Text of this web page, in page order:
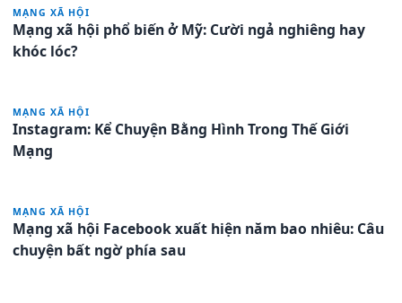
MẠNG XÃ HỘI
Mạng xã hội phổ biến ở Mỹ: Cười ngả nghiêng hay
khóc lóc?
MẠNG XÃ HỘI
Instagram: Kể Chuyện Bằng Hình Trong Thế Giới
Mạng
MẠNG XÃ HỘI
Mạng xã hội Facebook xuất hiện năm bao nhiêu: Câu
chuyện bất ngờ phía sau